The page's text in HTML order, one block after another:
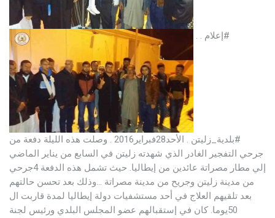
. .
‫#‏بلدية_زليتن‬ . الأحد28فبراير2016 . وصلت هذه الليلة دفعة من
جرحي التفجير الغادر الذي شهدته زليتن في السابع من يناير الماضي
إلي مطار مصراتة عائدين من إيطاليا.
حيث تشمل هذه الدفعة 4جرحي
من مدينة زليتن وجريح من مدينة مصراتة …وذلك بعد تحسن حالتهم
بعد تلقيهم العلاج في أحد مستشفيات دولة إيطاليا لمدة قاربت ال
50يوما.
كان في إستقبالهم عضو المجلس البلدي ورئيس لجنة